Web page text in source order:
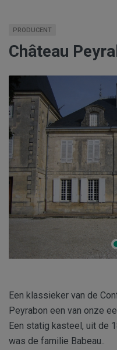
PRODUCENT
Château
Een klassieker van de
Peyrabon een van onze
Een statig kasteel, uit de
was de familie Babeau..